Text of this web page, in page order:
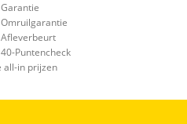
Omruilgarantie
Afleverbeurt
Puntencheck
all-in prijzen